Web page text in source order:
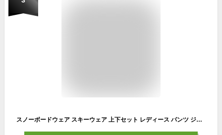
スノーボードウェア スキーウェア 上下セット レディース パンツ ジャケット ボード ウェア スノボ ウェア ウェア スノー ウェア ウエア おしゃれ かわいい 上 下 スノーボード スキー アウトドア 中綿 撥水 防風 防寒 着 PISET-46PJB_ICE 【LDY】